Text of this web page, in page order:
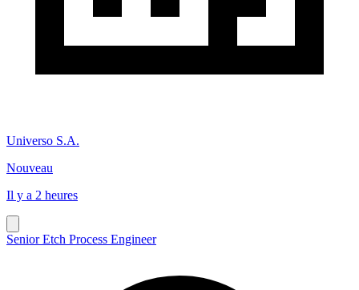
Universo S.A.
Nouveau
Il y a 2 heures
Senior Etch Process Engineer